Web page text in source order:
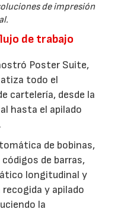
de impresión
de trabajo
Poster Suite,
todo el
cartelería, desde la
hasta el apilado
de bobinas,
de barras,
longitudinal y
y apilado
la